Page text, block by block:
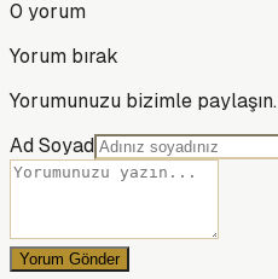
0 yorum
Yorum bırak
Yorumunuzu bizimle paylaşın.
Ad Soyad
Yorum Gönder